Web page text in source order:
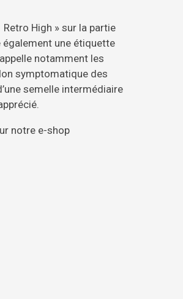
High » sur la partie
une étiquette
notamment les
symptomatique des
semelle intermédiaire
notre e-shop